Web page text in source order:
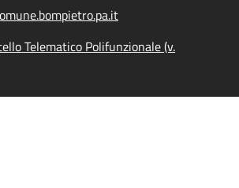
Telematico Polifunzionale (v.